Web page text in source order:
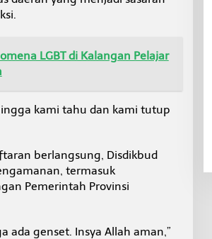
LGBT di Kalangan Pelajar
kami tahu dan kami tutup
berlangsung, Disdikbud
termasuk
Pemerintah Provinsi
ada genset. Insya Allah aman,”